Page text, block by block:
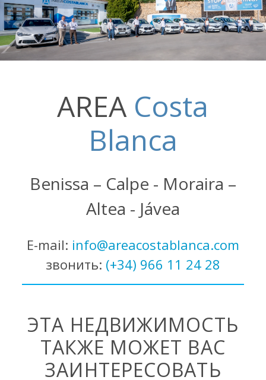
AREA Costa
Blanca
Benissa – Calpe - Moraira –
Altea - Jávea
E-mail: info@areacostablanca.com
звонить: (+34) 966 11 24 28
ЭТА НЕДВИЖИМОСТЬ
ТАКЖЕ МОЖЕТ ВАС
ЗАИНТЕРЕСОВАТЬ